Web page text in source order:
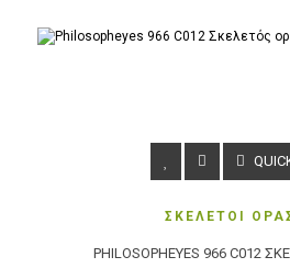
ΣΚΕΛΕΤΟΙ
PHILOSOPHEYES 966 C012